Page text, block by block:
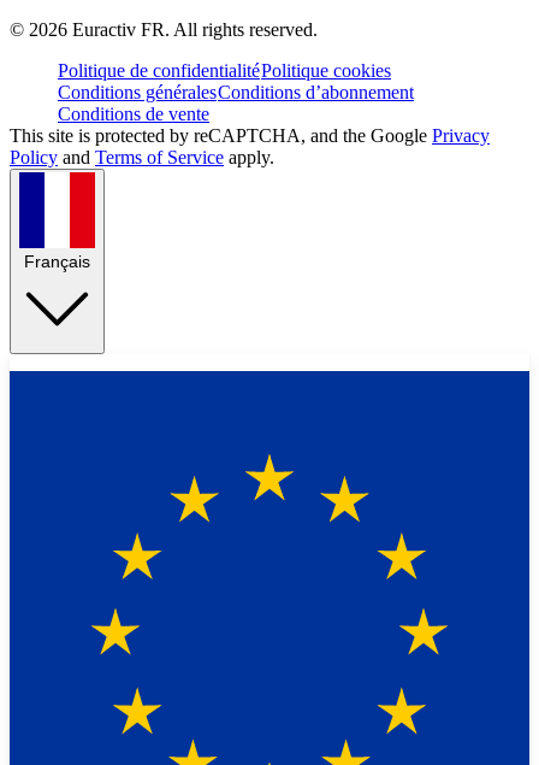
© 2026 Euractiv FR. All rights reserved.
Politique de confidentialitéPolitique cookies
Conditions généralesConditions d’abonnement
Conditions de vente
This site is protected by reCAPTCHA, and the Google Privacy
Policy and Terms of Service apply.
Français